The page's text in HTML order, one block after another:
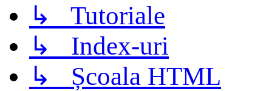
↳ Tutoriale
↳ Index-uri
↳ Școala HTML